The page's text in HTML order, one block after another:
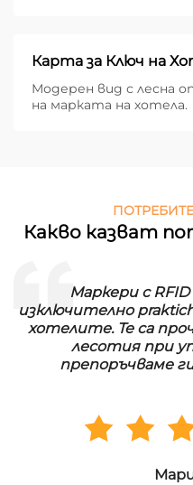
Карта за Ключ на
Модерен вид с лесна
на марката на хотела.
Какво казват
Маркери с
изключително
хотелите. Те са
лесотия при
препоръчваме